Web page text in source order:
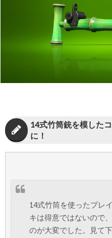
14式竹筒銃を模した
に！
14式竹筒を使ったプレ
キは得意ではないので
のが大変でした。見て